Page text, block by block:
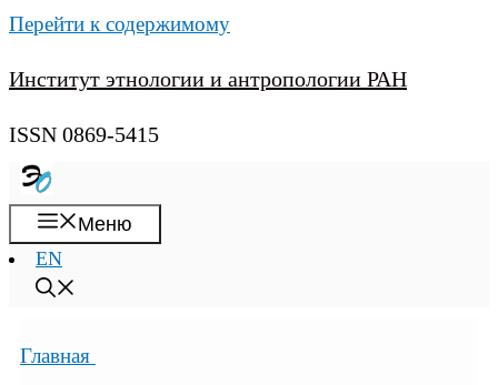
Перейти к содержимому
Институт этнологии и антропологии РАН
ISSN 0869-5415
Меню
EN
Главная